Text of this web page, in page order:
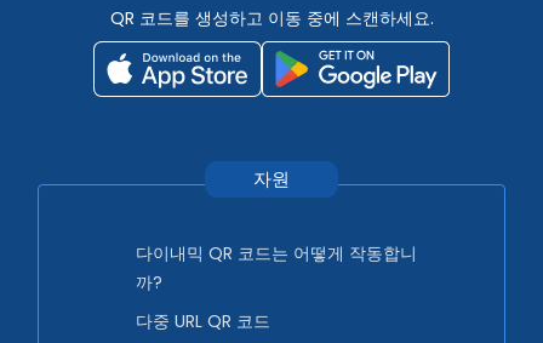
QR 코드를 생성하고 이동 중에 스캔하세요.
자원
다이내믹 QR 코드는 어떻게 작동합니
까?
다중 URL QR 코드